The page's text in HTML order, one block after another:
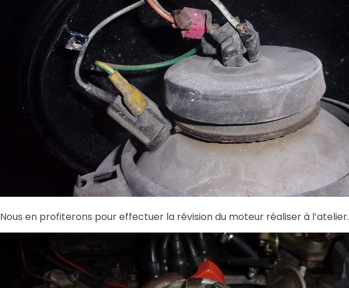
Nous en profiterons pour effectuer la révision du moteur réaliser à l’atelier.